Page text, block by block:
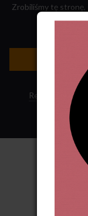
Zrobiliśmy tę stronę,
Regulamin sklepu